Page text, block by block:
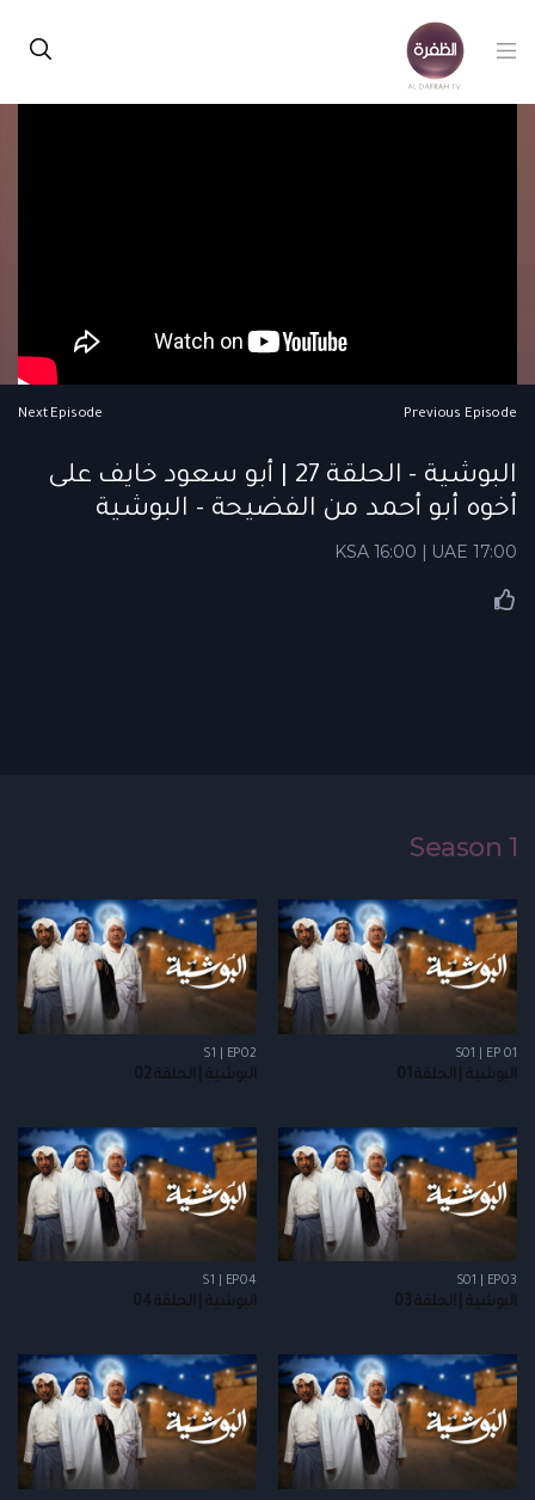
Previous Episode
Next Episode
البوشية - الحلقة 27 | أبو سعود خايف على
أخوه أبو أحمد من الفضيحة - البوشية
KSA 16:00 | UAE 17:00
Season 1
S01 | EP 01
البوشية | الحلقة 01
S1 | EP02
البوشية | الحلقة 02
S01 | EP03
البوشية | الحلقة 03
S1 | EP04
البوشية | الحلقة 04